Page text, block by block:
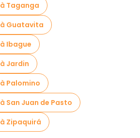
Taganga
Guatavita
Ibague
Jardin
Palomino
San Juan de Pasto
Zipaquirá